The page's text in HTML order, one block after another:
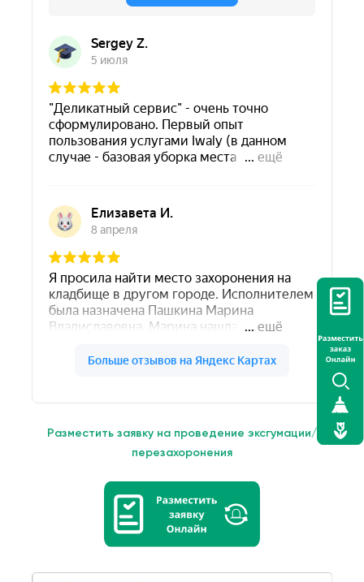
Разместить заявку на проведение эксгумации/
перезахоронения